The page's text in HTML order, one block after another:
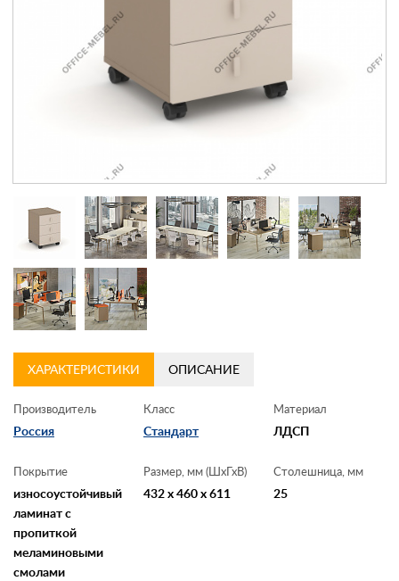
Заказать обратный звонок
ХАРАКТЕРИСТИКИ ОПИСАНИЕ
Производитель
Россия
Класс
Стандарт
Материал
ЛДСП
Покрытие
износоустойчивый
ламинат с
пропиткой
меламиновыми
смолами
Размер, мм (ШхГхВ)
432 x 460 x 611
Столешница, мм
25